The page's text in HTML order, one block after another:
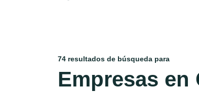
74 resultados de búsqueda para
Empresas en